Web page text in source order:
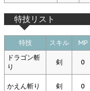
特技リスト
特技 スキル MP
ドラゴン斬
り
剣 0
かえん斬り 剣 0